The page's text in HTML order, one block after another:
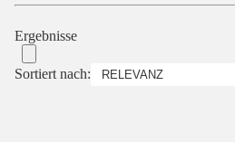
Ergebnisse
Sortiert nach: